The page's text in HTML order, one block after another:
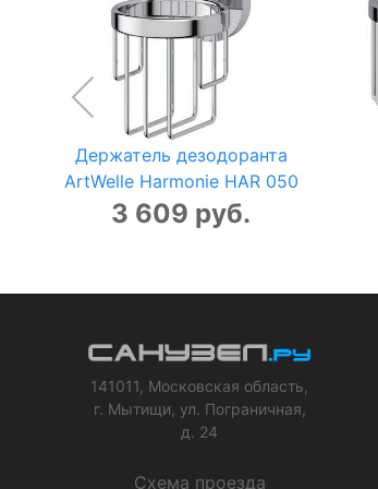
Держатель дезодоранта
ArtWelle Harmonie HAR 050
3 609 руб.
141011, Московская область,
г. Мытищи, ул. Пограничная,
д. 24
Схема проезда